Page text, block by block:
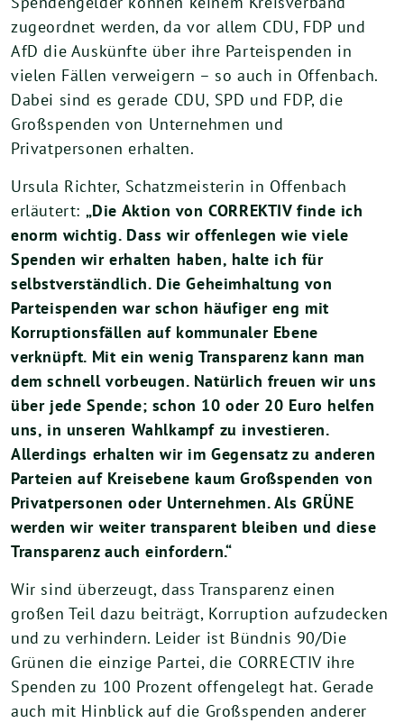
zugeordnet werden, da vor allem CDU, FDP und
AfD die Auskünfte über ihre Parteispenden in
vielen Fällen verweigern – so auch in Offenbach.
Dabei sind es gerade CDU, SPD und FDP, die
Großspenden von Unternehmen und
Privatpersonen erhalten.
Ursula Richter, Schatzmeisterin in Offenbach
erläutert: „Die Aktion von CORREKTIV finde ich
enorm wichtig. Dass wir offenlegen wie viele
Spenden wir erhalten haben, halte ich für
selbstverständlich. Die Geheimhaltung von
Parteispenden war schon häufiger eng mit
Korruptionsfällen auf kommunaler Ebene
verknüpft. Mit ein wenig Transparenz kann man
dem schnell vorbeugen. Natürlich freuen wir uns
über jede Spende; schon 10 oder 20 Euro helfen
uns, in unseren Wahlkampf zu investieren.
Allerdings erhalten wir im Gegensatz zu anderen
Parteien auf Kreisebene kaum Großspenden von
Privatpersonen oder Unternehmen. Als GRÜNE
werden wir weiter transparent bleiben und diese
Transparenz auch einfordern.“
Wir sind überzeugt, dass Transparenz einen
großen Teil dazu beiträgt, Korruption aufzudecken
und zu verhindern. Leider ist Bündnis 90/Die
Grünen die einzige Partei, die CORRECTIV ihre
Spenden zu 100 Prozent offengelegt hat. Gerade
auch mit Hinblick auf die Großspenden anderer